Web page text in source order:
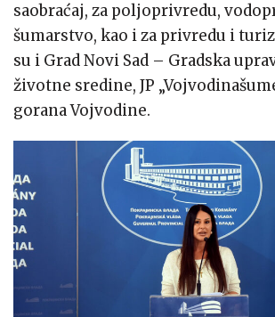
saobraćaj, za poljoprivredu,
šumarstvo, kao i za privredu i
su i Grad Novi Sad – Gradska
životne sredine, JP
gorana Vojvodine.